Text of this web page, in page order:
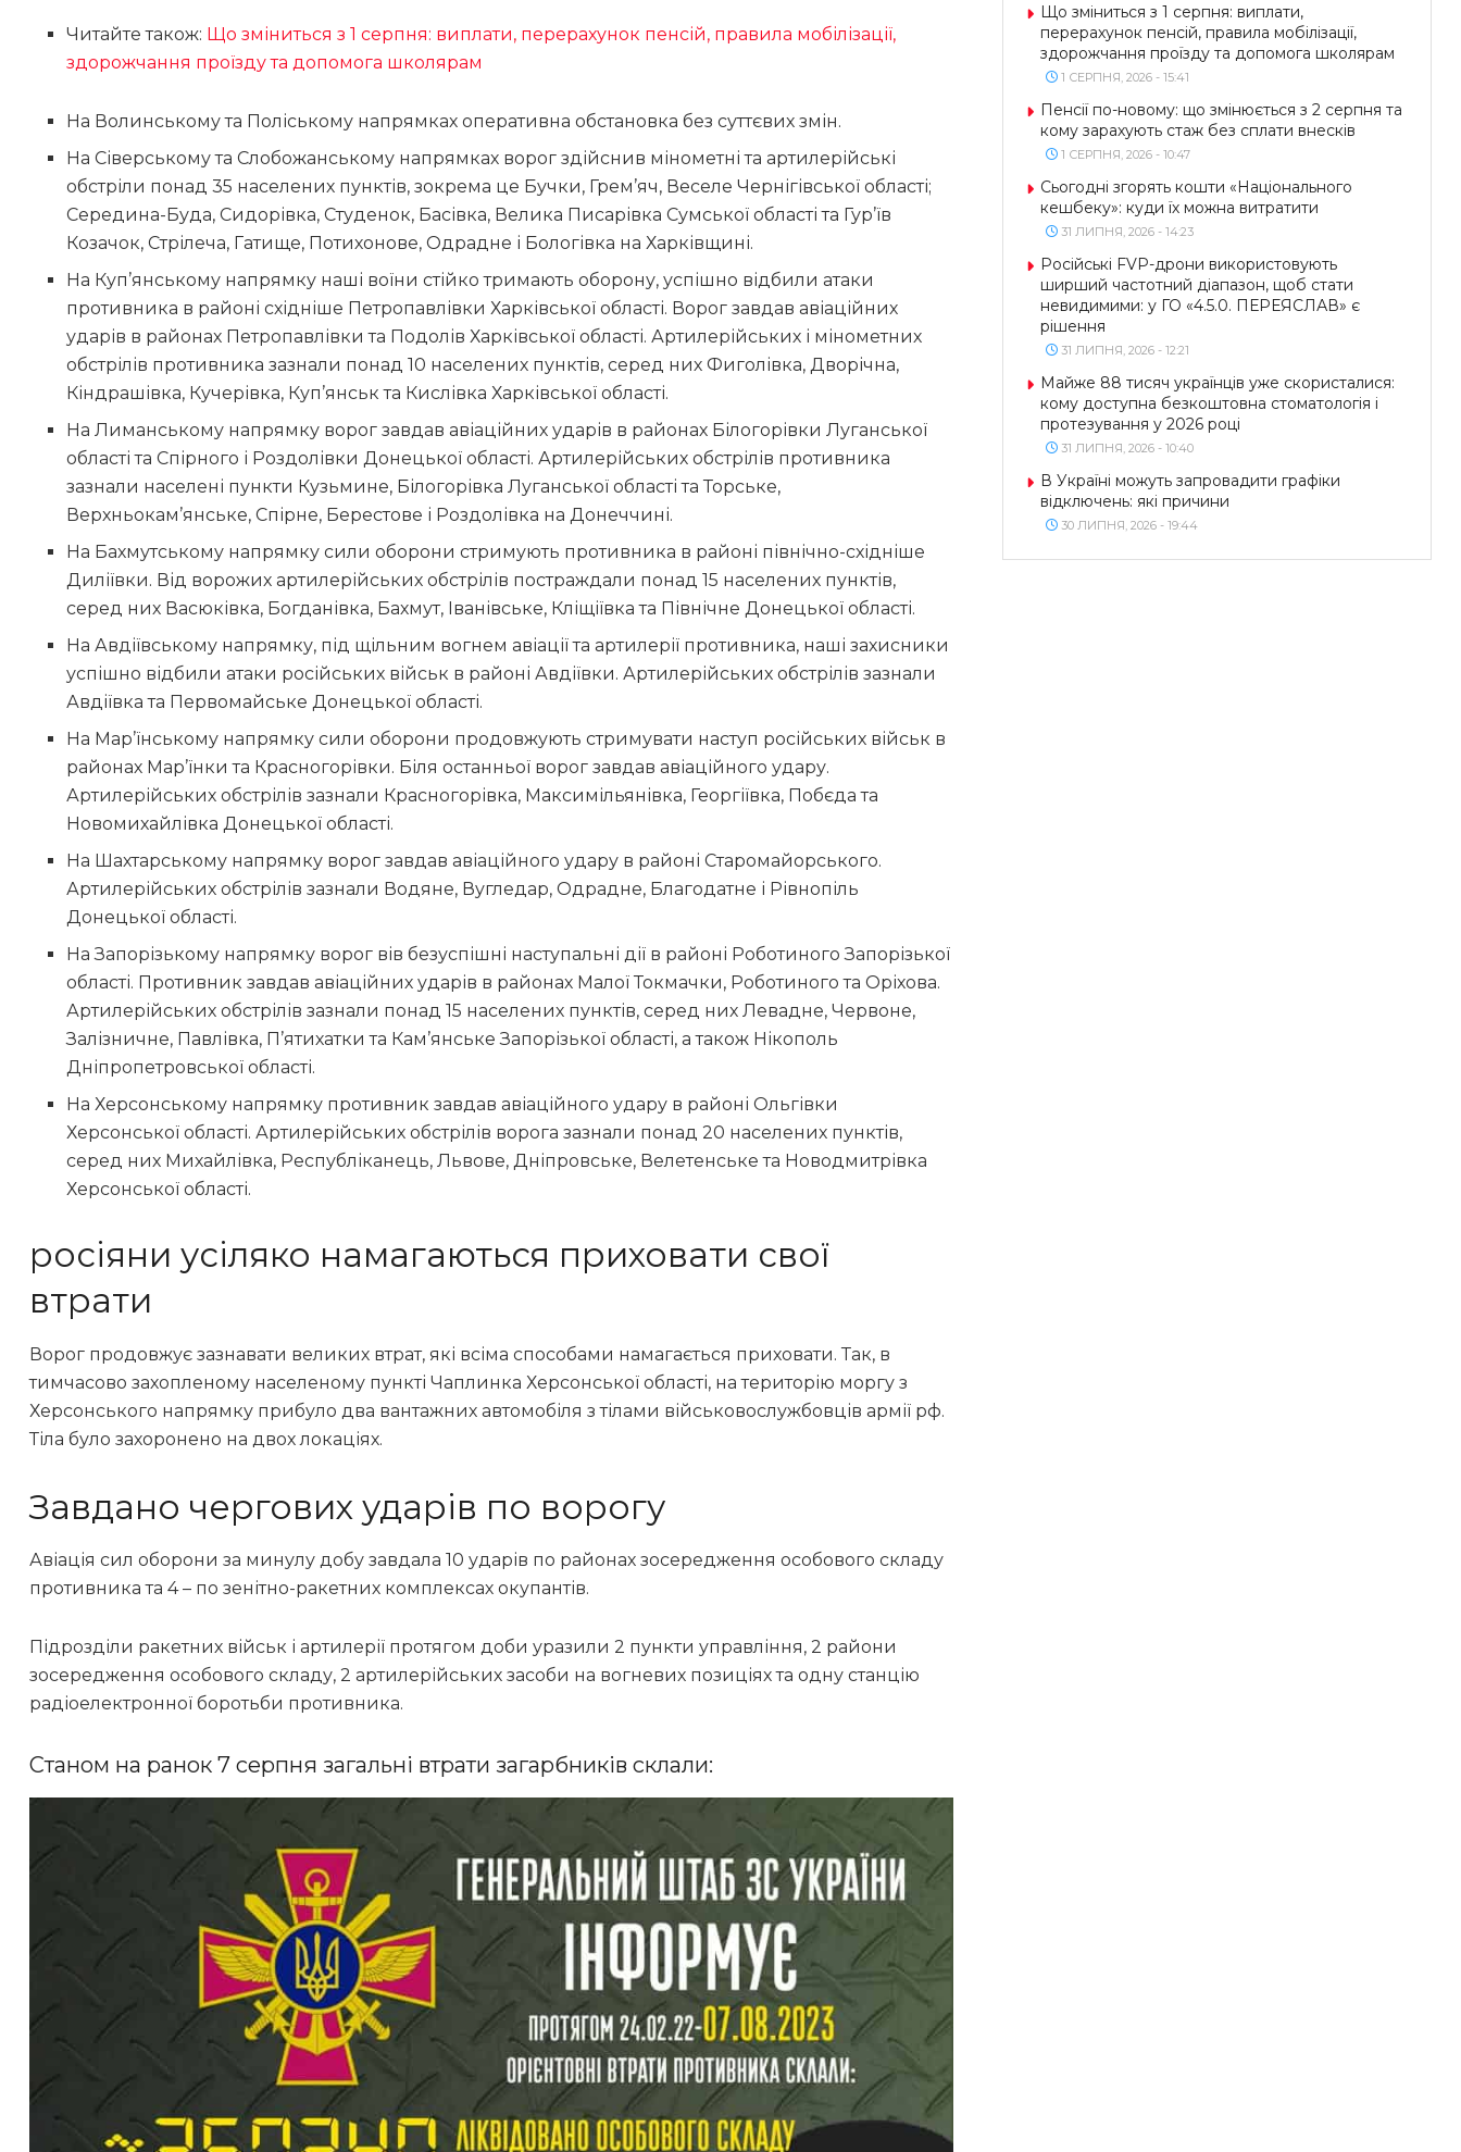
Читайте також: Що зміниться з 1 серпня: виплати, перерахунок пенсій, правила мобілізації,
здорожчання проїзду та допомога школярам
На Волинському та Поліському напрямках оперативна обстановка без суттєвих змін.
На Сіверському та Слобожанському напрямках ворог здійснив мінометні та артилерійські
обстріли понад 35 населених пунктів, зокрема це Бучки, Грем’яч, Веселе Чернігівської області;
Середина-Буда, Сидорівка, Студенок, Басівка, Велика Писарівка Сумської області та Гур’їв
Козачок, Стрілеча, Гатище, Потихонове, Одрадне і Бологівка на Харківщині.
На Куп’янському напрямку наші воїни стійко тримають оборону, успішно відбили атаки
противника в районі східніше Петропавлівки Харківської області. Ворог завдав авіаційних
ударів в районах Петропавлівки та Подолів Харківської області. Артилерійських і мінометних
обстрілів противника зазнали понад 10 населених пунктів, серед них Фиголівка, Дворічна,
Кіндрашівка, Кучерівка, Куп’янськ та Кислівка Харківської області.
На Лиманському напрямку ворог завдав авіаційних ударів в районах Білогорівки Луганської
області та Спірного і Роздолівки Донецької області. Артилерійських обстрілів противника
зазнали населені пункти Кузьмине, Білогорівка Луганської області та Торське,
Верхньокам’янське, Спірне, Берестове і Роздолівка на Донеччині.
На Бахмутському напрямку сили оборони стримують противника в районі північно-східніше
Диліївки. Від ворожих артилерійських обстрілів постраждали понад 15 населених пунктів,
серед них Васюківка, Богданівка, Бахмут, Іванівське, Кліщіївка та Північне Донецької області.
На Авдіївському напрямку, під щільним вогнем авіації та артилерії противника, наші захисники
успішно відбили атаки російських військ в районі Авдіївки. Артилерійських обстрілів зазнали
Авдіївка та Первомайське Донецької області.
На Мар’їнському напрямку сили оборони продовжують стримувати наступ російських військ в
районах Мар’їнки та Красногорівки. Біля останньої ворог завдав авіаційного удару.
Артилерійських обстрілів зазнали Красногорівка, Максимільянівка, Георгіївка, Побєда та
Новомихайлівка Донецької області.
На Шахтарському напрямку ворог завдав авіаційного удару в районі Старомайорського.
Артилерійських обстрілів зазнали Водяне, Вугледар, Одрадне, Благодатне і Рівнопіль
Донецької області.
На Запорізькому напрямку ворог вів безуспішні наступальні дії в районі Роботиного Запорізької
області. Противник завдав авіаційних ударів в районах Малої Токмачки, Роботиного та Оріхова.
Артилерійських обстрілів зазнали понад 15 населених пунктів, серед них Левадне, Червоне,
Залізничне, Павлівка, П’ятихатки та Кам’янське Запорізької області, а також Нікополь
Дніпропетровської області.
На Херсонському напрямку противник завдав авіаційного удару в районі Ольгівки
Херсонської області. Артилерійських обстрілів ворога зазнали понад 20 населених пунктів,
серед них Михайлівка, Республіканець, Львове, Дніпровське, Велетенське та Новодмитрівка
Херсонської області.
росіяни усіляко намагаються приховати свої
втрати
Ворог продовжує зазнавати великих втрат, які всіма способами намагається приховати. Так, в
тимчасово захопленому населеному пункті Чаплинка Херсонської області, на територію моргу з
Херсонського напрямку прибуло два вантажних автомобіля з тілами військовослужбовців армії рф.
Тіла було захоронено на двох локаціях.
Завдано чергових ударів по ворогу
Авіація сил оборони за минулу добу завдала 10 ударів по районах зосередження особового складу
противника та 4 – по зенітно-ракетних комплексах окупантів.
Підрозділи ракетних військ і артилерії протягом доби уразили 2 пункти управління, 2 райони
зосередження особового складу, 2 артилерійських засоби на вогневих позиціях та одну станцію
радіоелектронної боротьби противника.
Станом на ранок 7 серпня загальні втрати загарбників склали:
Що зміниться з 1 серпня: виплати,
перерахунок пенсій, правила мобілізації,
здорожчання проїзду та допомога школярам
1 СЕРПНЯ, 2026 - 15:41
Пенсії по-новому: що змінюється з 2 серпня та
кому зарахують стаж без сплати внесків
1 СЕРПНЯ, 2026 - 10:47
Сьогодні згорять кошти «Національного
кешбеку»: куди їх можна витратити
31 ЛИПНЯ, 2026 - 14:23
Російські FVP-дрони використовують
ширший частотний діапазон, щоб стати
невидимими: у ГО «4.5.0. ПЕРЕЯСЛАВ» є
рішення
31 ЛИПНЯ, 2026 - 12:21
Майже 88 тисяч українців уже скористалися:
кому доступна безкоштовна стоматологія і
протезування у 2026 році
31 ЛИПНЯ, 2026 - 10:40
В Україні можуть запровадити графіки
відключень: які причини
30 ЛИПНЯ, 2026 - 19:44